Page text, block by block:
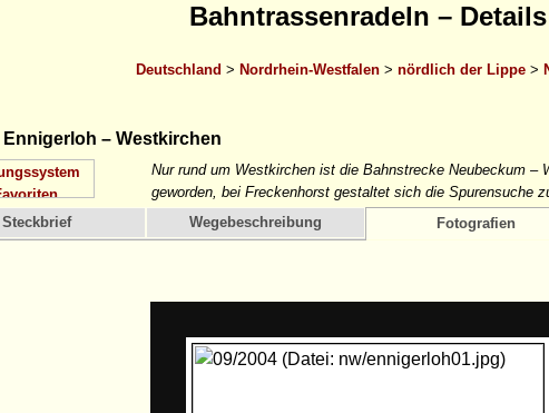
Bahntrassenradeln – Details
Deutschland > Nordrhein-Westfalen > nördlich der Lippe >
Ennigerloh – Westkirchen
Nur rund um Westkirchen ist die Bahnstrecke Neubeckum –
geworden, bei Freckenhorst gestaltet sich die Spurensuche
Steckbrief
Wegebeschreibung Fotografien